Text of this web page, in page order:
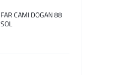
FAR CAMI DOGAN 88
SOL